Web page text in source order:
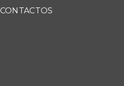
CONTACTOS